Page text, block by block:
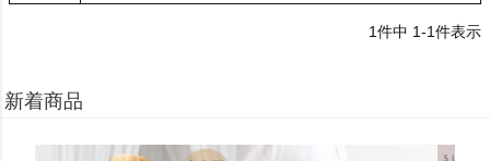
1件中 1-1件表示
新着商品